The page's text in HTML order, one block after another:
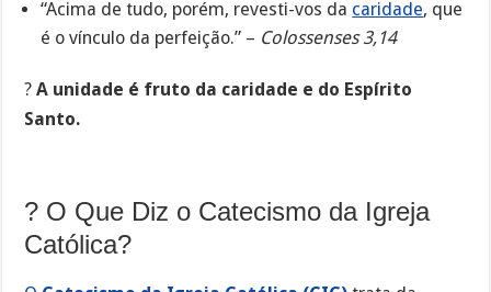
“Acima de tudo, porém, revesti-vos da caridade, que
é o vínculo da perfeição.” – Colossenses 3,14
?A unidade é fruto da caridade e do Espírito
Santo.
? O Que Diz o Catecismo da Igreja
Católica?